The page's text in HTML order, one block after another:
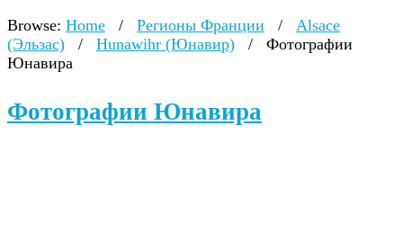
Browse: Home / Регионы Франции /
Alsace
(Эльзас)
/ Hunawihr (Юнавир) /
Фотографии
Юнавира
Фотографии Юнавира